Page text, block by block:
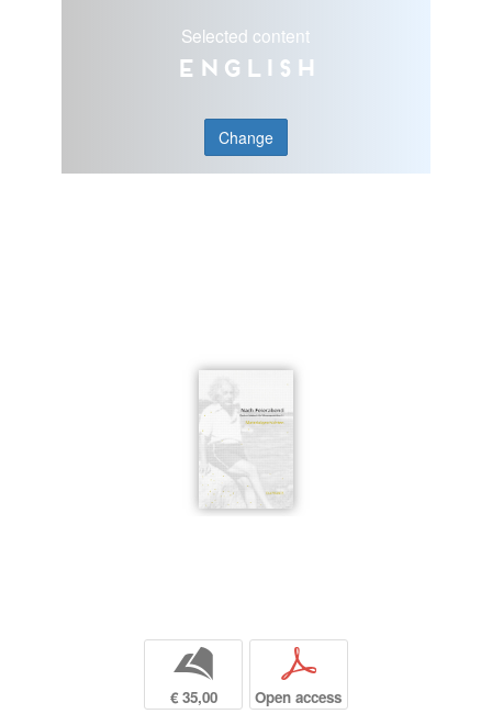
Selected content
English
Change
b
€ 35,00
p
Open access